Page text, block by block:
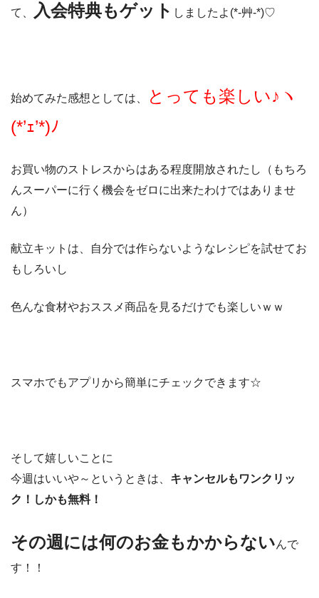
て、 入会特典もゲット しましたよ(*-艸-*)♡
始めてみた感想としては、
とっても楽しい♪ヽ
(*’ｪ’*)ﾉ
お買い物のストレスからはある程度開放されたし（もちろ
んスーパーに行く機会をゼロに出来たわけではありませ
ん）
献立キットは、自分では作らないようなレシピを試せてお
もしろいし
色んな食材やおススメ商品を見るだけでも楽しいｗｗ
スマホでもアプリから簡単にチェックできます☆
そして嬉しいことに
今週はいいや～というときは、 キャンセルもワンクリッ
ク！しかも無料！
その週には何のお金もかからないんで
す！！